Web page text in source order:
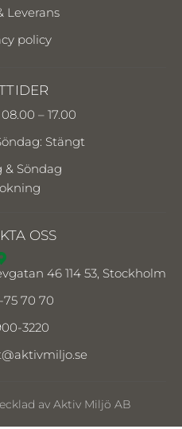
Leverans
policy
– 17.00
Stängt
& Söndag
OSS
46 114 53, Stockholm
75 70 70
3220
av Aktiv Miljö AB